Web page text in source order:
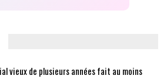
vieux de plusieurs années fait au moins